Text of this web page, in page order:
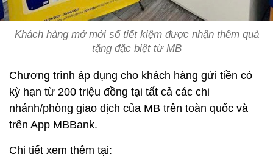
Khách hàng mở mới sổ tiết kiệm được nhận thêm quà
tặng đặc biệt từ MB
Chương trình áp dụng cho khách hàng gửi tiền có
kỳ hạn từ 200 triệu đồng tại tất cả các chi
nhánh/phòng giao dịch của MB trên toàn quốc và
trên App MBBank.
Chi tiết xem thêm tại: